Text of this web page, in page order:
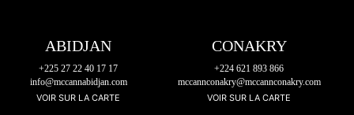
ABIDJAN
+225 27 22 40 17 17
info@mccannabidjan.com
VOIR SUR LA CARTE
CONAKRY
+224 621 893 866
mccannconakry@mccannconakry.com
VOIR SUR LA CARTE